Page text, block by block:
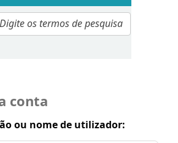
conta
ou nome de utilizador: